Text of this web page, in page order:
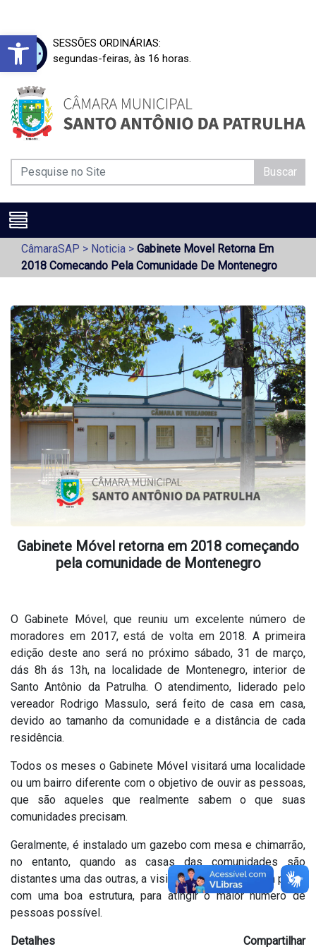
Barra de Ferramentas Aberta
SESSÕES ORDINÁRIAS:
segundas-feiras, às 16 horas.
Buscar
CâmaraSAP > Noticia > Gabinete Movel Retorna Em
2018 Comecando Pela Comunidade De Montenegro
Gabinete Móvel retorna em 2018 começando
pela comunidade de Montenegro
O Gabinete Móvel, que reuniu um excelente número de
moradores em 2017, está de volta em 2018. A primeira
edição deste ano será no próximo sábado, 31 de março,
dás 8h ás 13h, na localidade de Montenegro, interior de
Santo Antônio da Patrulha. O atendimento, liderado pelo
vereador Rodrigo Massulo, será feito de casa em casa,
devido ao tamanho da comunidade e a distância de cada
residência.
Todos os meses o Gabinete Móvel visitará uma localidade
ou um bairro diferente com o objetivo de ouvir as pessoas,
que são aqueles que realmente sabem o que suas
comunidades precisam.
Geralmente, é instalado um gazebo com mesa e chimarrão,
no entanto, quando as casas das comunidades são
distantes uma das outras, a visita é feita de porta em porta,
com uma boa estrutura, para atingir o maior número de
pessoas possível.
Detalhes
Compartilhar